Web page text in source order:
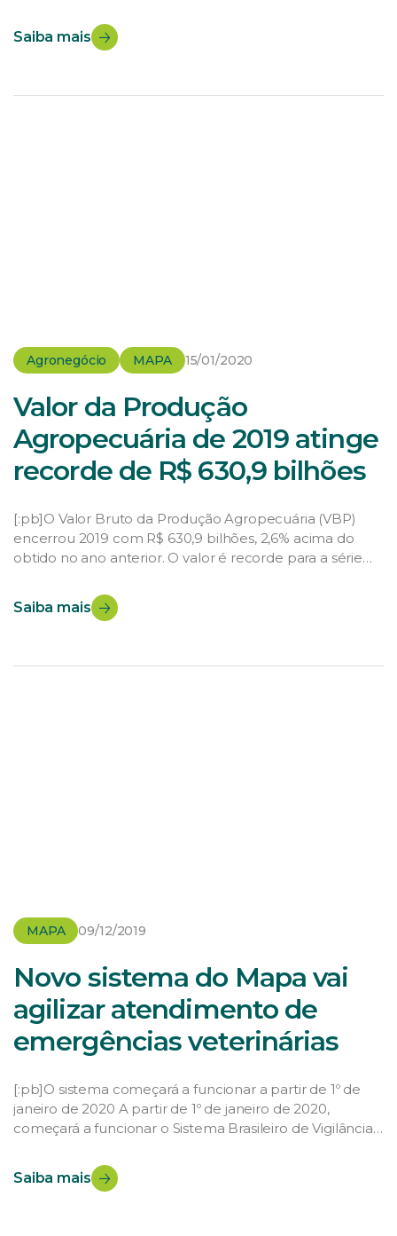
procedimentos para habilitar estabelecimentos para
exportação e o trânsito de produtos de origem animal.
Saiba mais
Agronegócio MAPA 15/01/2020
Valor da Produção
Agropecuária de 2019 atinge
recorde de R$ 630,9 bilhões
[:pb]O Valor Bruto da Produção Agropecuária (VBP)
encerrou 2019 com R$ 630,9 bilhões, 2,6% acima do
obtido no ano anterior. O valor é recorde para a série
(R$ 627,1 bilhões). No ano passado, as lavouras geraram
um valor de R$ 411,1 bilhões e a pecuária, R$ […]
Saiba mais
MAPA 09/12/2019
Novo sistema do Mapa vai
agilizar atendimento de
emergências veterinárias
[:pb]O sistema começará a funcionar a partir de 1º de
janeiro de 2020 A partir de 1º de janeiro de 2020,
começará a funcionar o Sistema Brasileiro de Vigilância
da Agricultura, Pecuária e Abastecimento (Mapa). Pelo
sistema, será possível acompanhar medidas adotadas
Saiba mais